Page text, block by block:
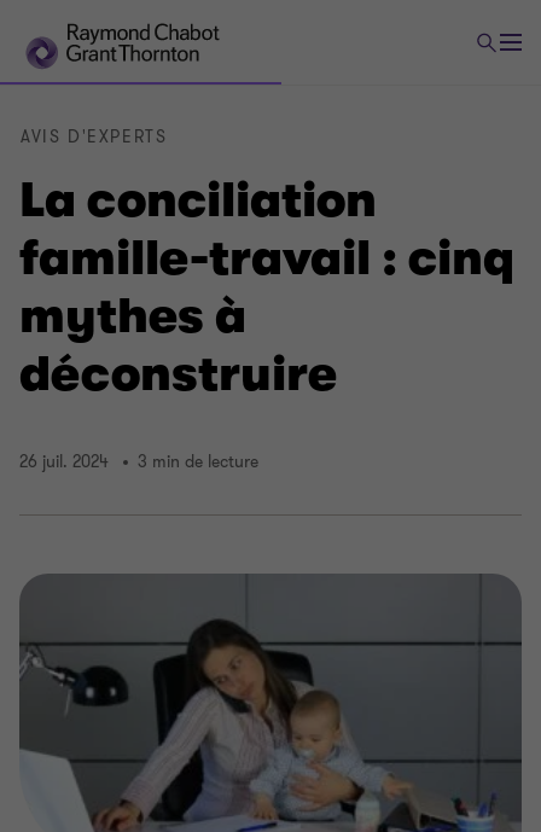
La conciliation
famille-travail : cinq
mythes à
déconstruire
AVIS D'EXPERTS
26 juil. 2024 3 min de lecture